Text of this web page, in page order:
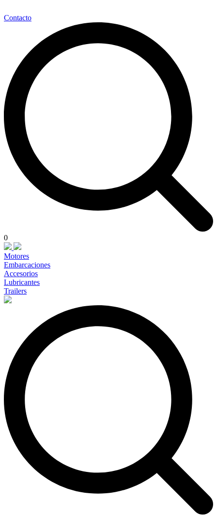
Contacto
0
Motores
Embarcaciones
Accesorios
Lubricantes
Trailers